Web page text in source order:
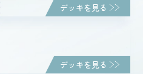
デッキを見る
デッキを見る